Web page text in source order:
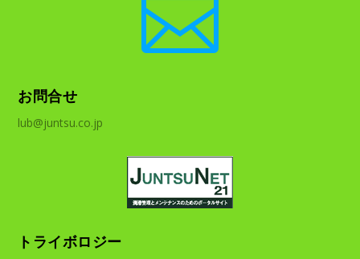

お問合せ
lub@juntsu.co.jp
トライボロジー